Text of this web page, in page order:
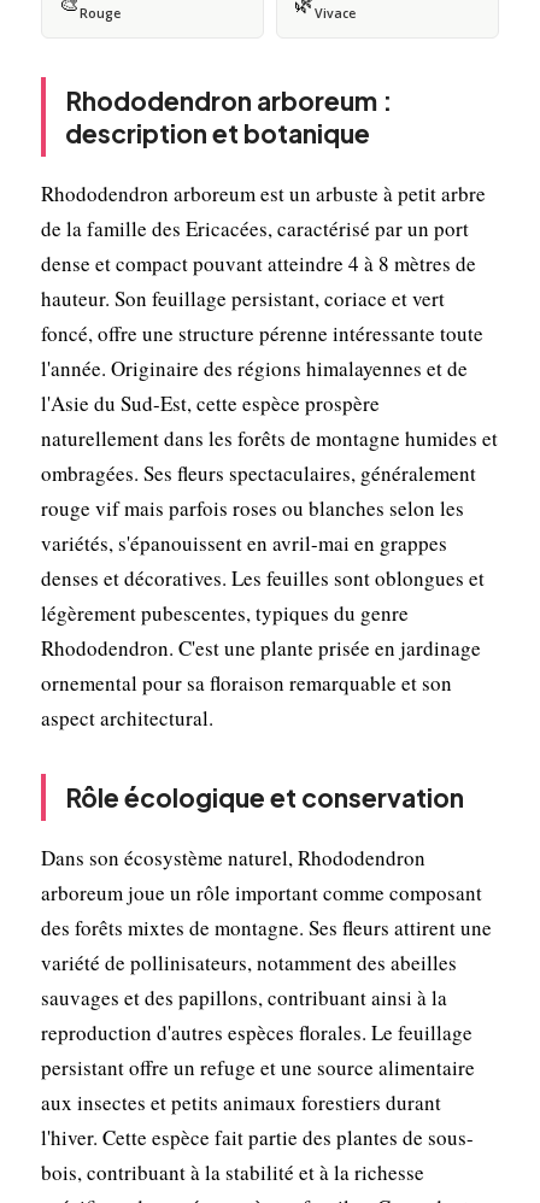
Rouge Vivace
Rhododendron arboreum :
description et botanique
Rhododendron arboreum est un arbuste à petit arbre
de la famille des Ericacées, caractérisé par un port
dense et compact pouvant atteindre 4 à 8 mètres de
hauteur. Son feuillage persistant, coriace et vert
foncé, offre une structure pérenne intéressante toute
l'année. Originaire des régions himalayennes et de
l'Asie du Sud-Est, cette espèce prospère
naturellement dans les forêts de montagne humides et
ombragées. Ses fleurs spectaculaires, généralement
rouge vif mais parfois roses ou blanches selon les
variétés, s'épanouissent en avril-mai en grappes
denses et décoratives. Les feuilles sont oblongues et
légèrement pubescentes, typiques du genre
Rhododendron. C'est une plante prisée en jardinage
ornemental pour sa floraison remarquable et son
aspect architectural.
Rôle écologique et conservation
Dans son écosystème naturel, Rhododendron
arboreum joue un rôle important comme composant
des forêts mixtes de montagne. Ses fleurs attirent une
variété de pollinisateurs, notamment des abeilles
sauvages et des papillons, contribuant ainsi à la
reproduction d'autres espèces florales. Le feuillage
persistant offre un refuge et une source alimentaire
aux insectes et petits animaux forestiers durant
l'hiver. Cette espèce fait partie des plantes de sous-
bois, contribuant à la stabilité et à la richesse